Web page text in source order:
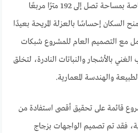
وتحيط بكل فيلا حديقة خاصة بمساحة تصل إلى 192 مترًا مربعًا
السكان إحساسًا بالعزلة المريحة بعيدًا
مع التصميم العام للمشروع شبكات
الغني بالأشجار والنباتات النادرة، لتخلق
والهندسة المعمارية.
قائمة على تحقيق أقصى استفادة من
فقد تم تصميم الواجهات بزجاج